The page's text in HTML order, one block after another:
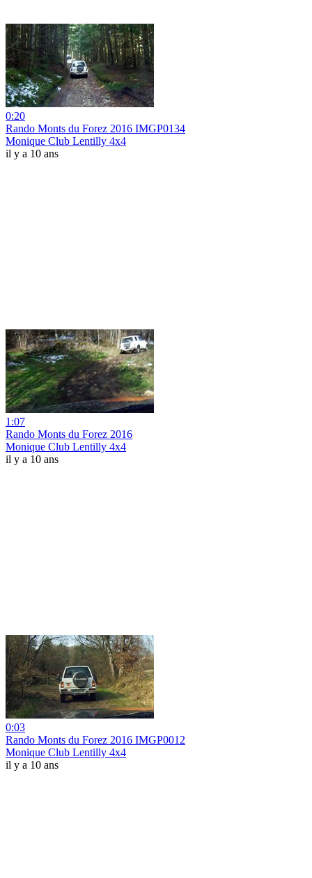
0:20
Rando Monts du Forez 2016 IMGP0134
Monique Club Lentilly 4x4
il y a 10 ans
1:07
Rando Monts du Forez 2016
Monique Club Lentilly 4x4
il y a 10 ans
0:03
Rando Monts du Forez 2016 IMGP0012
Monique Club Lentilly 4x4
il y a 10 ans